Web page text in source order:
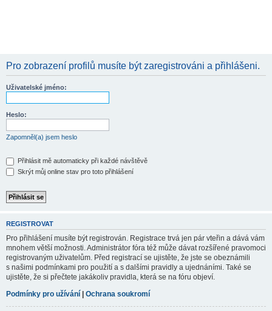
Pro zobrazení profilů musíte být zaregistrováni a přihlášeni.
Uživatelské jméno:
Heslo:
Zapomněl(a) jsem heslo
Přihlásit mě automaticky při každé návštěvě
Skrýt můj online stav pro toto přihlášení
REGISTROVAT
Pro přihlášení musíte být registrován. Registrace trvá jen pár vteřin a dává vám
mnohem větší možnosti. Administrátor fóra též může dávat rozšířené pravomoci
registrovaným uživatelům. Před registrací se ujistěte, že jste se obeznámili
s našimi podmínkami pro použití a s dalšími pravidly a ujednáními. Také se
ujistěte, že si přečtete jakákoliv pravidla, která se na fóru objeví.
Podmínky pro užívání | Ochrana soukromí